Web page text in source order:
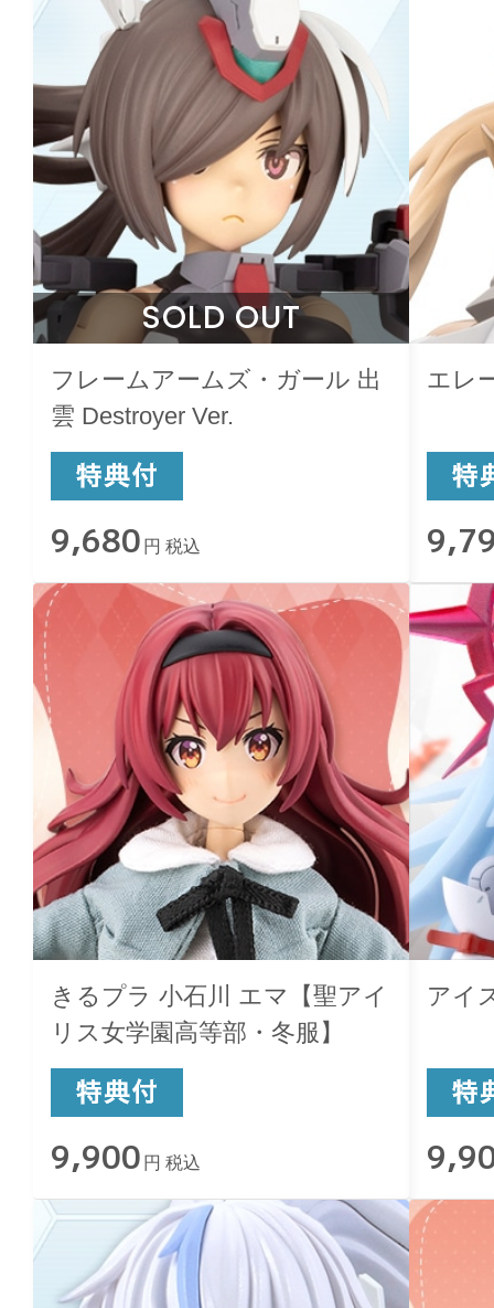
SOLD OUT
フレームアームズ・ガール 出
雲 Destroyer Ver.
9,680 円 税込
エレ
きるプラ 小石川 エマ【聖アイ
リス女学園高等部・冬服】
9,900 円 税込
アイ